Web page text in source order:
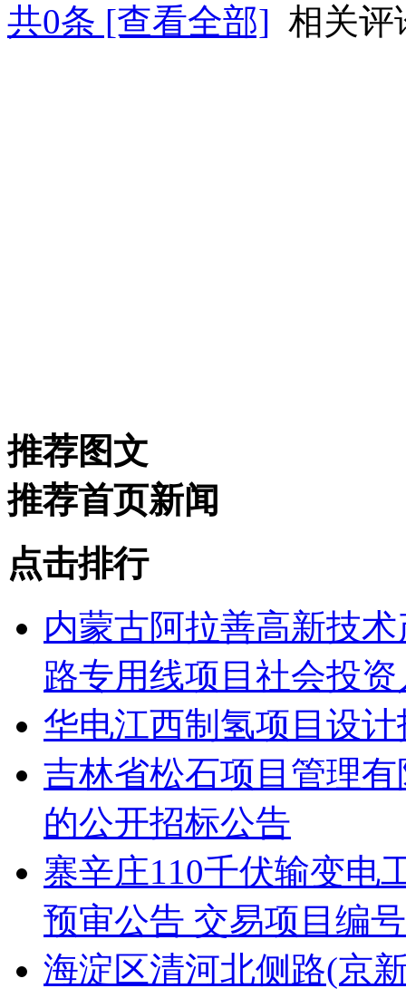
共0条 [查看全部] 相关评
推荐图文
推荐首页新闻
点击排行
内蒙古阿拉善高新技
路专用线项目社会投资
华电江西制氢项目设计
吉林省松石项目管理
的公开招标公告
寨辛庄110千伏输变电
预审公告 交易项目编
海淀区清河北侧路(京